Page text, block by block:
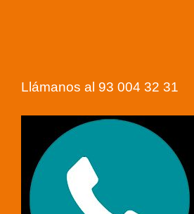
Llámanos al 93 004 32 31